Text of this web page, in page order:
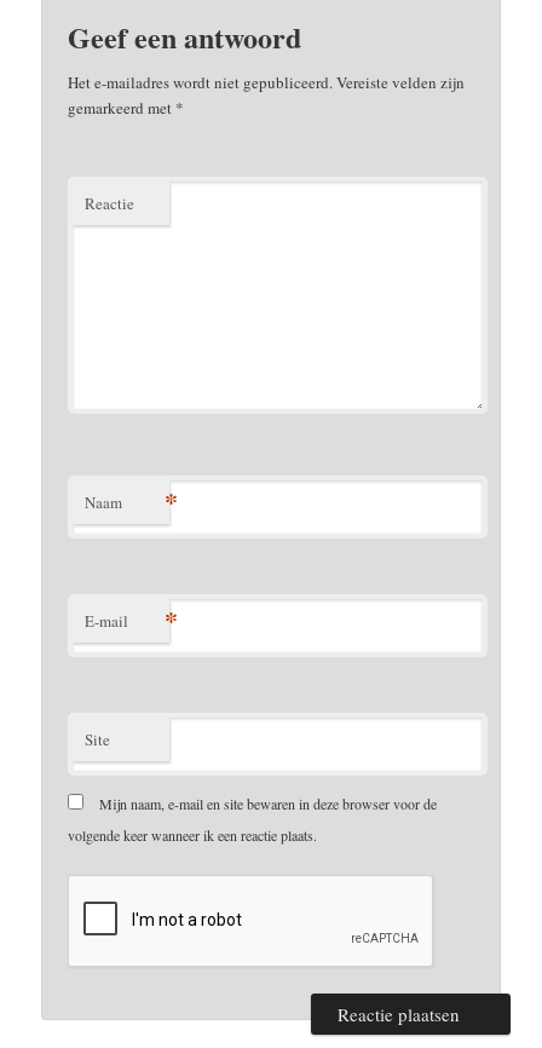
Geef een antwoord
Het e-mailadres wordt niet gepubliceerd.Vereiste velden zijn
gemarkeerd met *
Reactie
Naam *
E-mail *
Site
Mijn naam, e-mail en site bewaren in deze browser voor de
volgende keer wanneer ik een reactie plaats.